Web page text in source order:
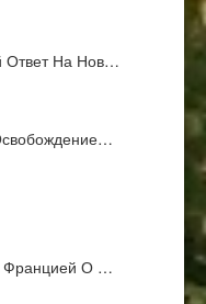
Ответ На Нов…
Францией О …